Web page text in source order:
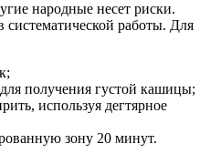
народные несет риски.
систематической работы. Для
получения густой кашицы;
используя дегтярное
зону 20 минут.